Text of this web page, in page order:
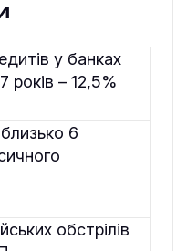
у банках
років – 12,5%
6
обстрілів